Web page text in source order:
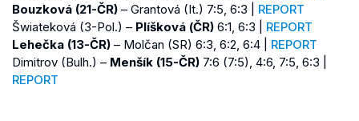
Bouzková (21-ČR) – Grantová (It.) 7:5, 6:3 | REPORT
Šwiateková (3-Pol.) – Plíšková (ČR) 6:1, 6:3 | REPORT
Lehečka (13-ČR) – Molčan (SR) 6:3, 6:2, 6:4 | REPORT
Dimitrov (Bulh.) – Menšík (15-ČR) 7:6 (7:5), 4:6, 7:5, 6:3 |
REPORT